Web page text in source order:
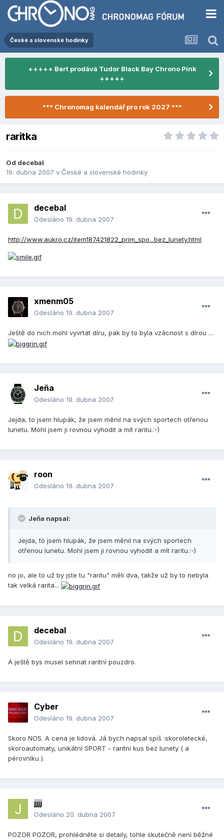
České a slovenské hodinky
+++++ Bert prodává Tudor Black Bay Chrono Pink
+++++
*** Chronomag kalendář pro rok 2027 ***
raritka
Od decebal
19. dubna 2007 v České a slovenské hodinky
decebal
Odesláno 19. dubna 2007
http://www.aukro.cz/item187421822_prim_spo...bez_lunety.html
xmenm05
Odesláno 19. dubna 2007
Ještě do nich mohl vyvrtat díru, pak by to byla vzácnost s dírou ...
Jeňa
Odesláno 19. dubna 2007
Jejda, to jsem hlupák, že jsem měnil na svých sportech otřenou
lunetu. Mohl jsem ji rovnou vyhodit a mít raritu.:-)
roon
Odesláno 19. dubna 2007
Jeňa napsal:
Jejda, to jsem hlupák, že jsem měnil na svých sportech
otřenou lunetu. Mohl jsem ji rovnou vyhodit a mít raritu.:-)
no jo, ale to už by jste tu "raritu" měli dva, takže už by to nebyla
tak velká rarita...
decebal
Odesláno 19. dubna 2007
A ještě bys musel sehnat raritní pouzdro.
Cyber
Odesláno 19. dubna 2007
Skoro NOS. A cena je lidová. Já bych napsal spíš :skoroletecké,
skoroautomaty, unikátní SPORT - raritní kus bez lunety ( a
pérovníku ).
jjjj
Odesláno 20. dubna 2007
POZOR POZOR, prohlédněte si detaily, tohle skutečně není běžné